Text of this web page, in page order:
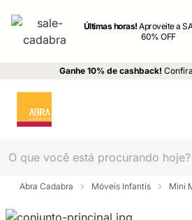
Últimas horas!Aproveite a
60% OFF
Ganhe 10% de cashback!
Abra Cadabra Móveis Infantis Mini